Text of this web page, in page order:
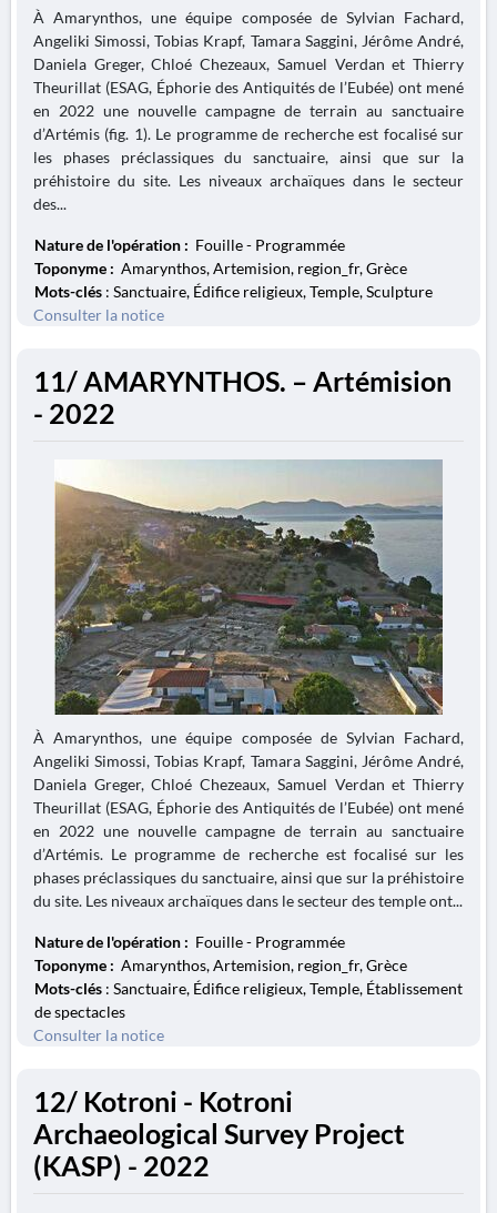
À Amarynthos, une équipe composée de Sylvian Fachard,
Angeliki Simossi, Tobias Krapf, Tamara Saggini, Jérôme André,
Daniela Greger, Chloé Chezeaux, Samuel Verdan et Thierry
Theurillat (ESAG, Éphorie des Antiquités de l’Eubée) ont mené
en 2022 une nouvelle campagne de terrain au sanctuaire
d’Artémis (fig. 1). Le programme de recherche est focalisé sur
les phases préclassiques du sanctuaire, ainsi que sur la
préhistoire du site. Les niveaux archaïques dans le secteur
des...
Nature de l'opération : Fouille - Programmée
Toponyme : Amarynthos, Artemision, region_fr, Grèce
Mots-clés : Sanctuaire, Édifice religieux, Temple, Sculpture
Consulter la notice
11/ AMARYNTHOS. – Artémision
- 2022
À Amarynthos, une équipe composée de Sylvian Fachard,
Angeliki Simossi, Tobias Krapf, Tamara Saggini, Jérôme André,
Daniela Greger, Chloé Chezeaux, Samuel Verdan et Thierry
Theurillat (ESAG, Éphorie des Antiquités de l’Eubée) ont mené
en 2022 une nouvelle campagne de terrain au sanctuaire
d’Artémis. Le programme de recherche est focalisé sur les
phases préclassiques du sanctuaire, ainsi que sur la préhistoire
du site. Les niveaux archaïques dans le secteur des temple ont...
Nature de l'opération : Fouille - Programmée
Toponyme : Amarynthos, Artemision, region_fr, Grèce
Mots-clés : Sanctuaire, Édifice religieux, Temple, Établissement
de spectacles
Consulter la notice
12/ Kotroni - Kotroni
Archaeological Survey Project
(KASP) - 2022